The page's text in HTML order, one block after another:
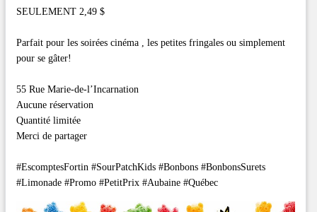
SEULEMENT 2,49 $
Parfait pour les soirées cinéma , les petites fringales ou simplement
pour se gâter!
55 Rue Marie-de-l’Incarnation
Aucune réservation
Quantité limitée
Merci de partager
#EscomptesFortin #SourPatchKids #Bonbons #BonbonsSurets
#Limonade #Promo #PetitPrix #Aubaine #Québec